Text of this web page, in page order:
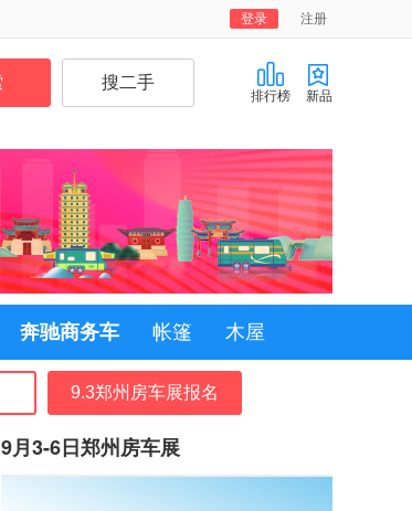
注册
登录
排行榜 新品
奔驰商务车 帐篷 木屋
9.3郑州房车展报名
9月3-6日郑州房车展